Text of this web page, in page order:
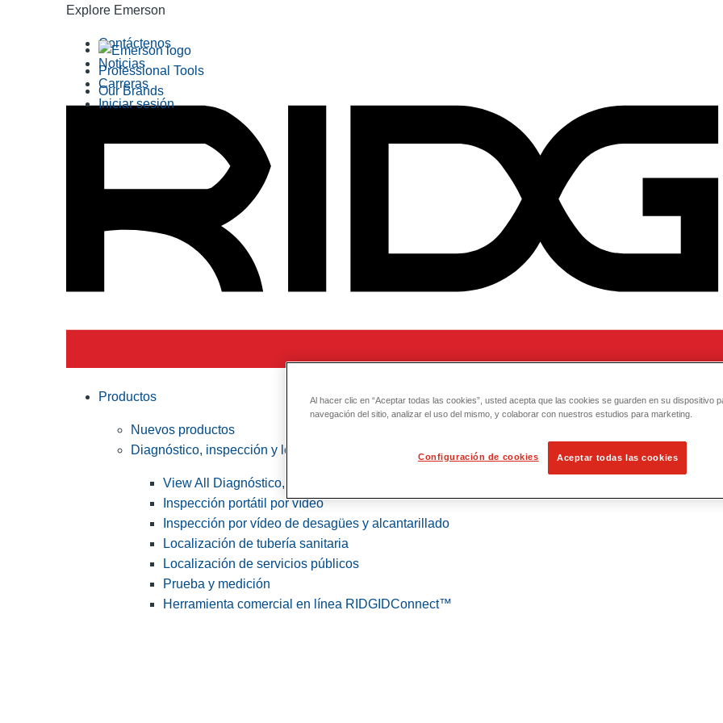
Explore Emerson
Professional Tools
Our Brands
Contáctenos
Noticias
Carreras
Iniciar sesión
Productos
Nuevos productos
Diagnóstico, inspección y localización
View All Diagnóstico, inspección y localización
Inspección portátil por vídeo
Inspección por vídeo de desagües y alcantarillado
Localización de tubería sanitaria
Localización de servicios públicos
Prueba y medición
Herramienta comercial en línea RIDGIDConnect™
Al hacer clic en “Aceptar todas las cookies”, usted acepta que las cookies se guarden en su dispositivo
navegación del sitio, analizar el uso del mismo, y colaborar con nuestros estudios para marketing.
Configuración de cookies Aceptar todas las cookies